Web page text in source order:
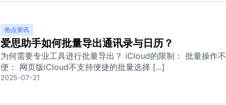
热点资讯
爱思助手如何批量导出通讯录与日历？
为何需要专业工具进行批量导出？ iCloud的限制： 批量操作不
便： 网页版iCloud不支持便捷的批量选择 [...]
2025-07-21